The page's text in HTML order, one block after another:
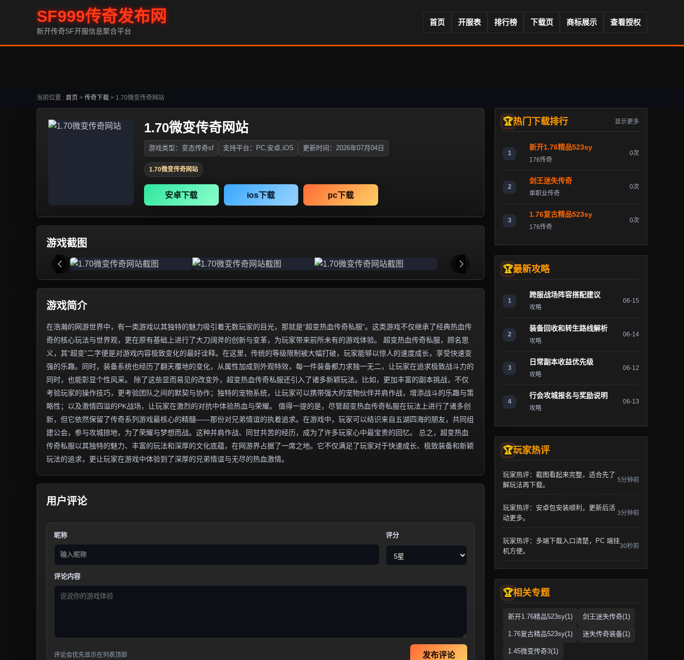
SF999传奇发布网
新开传奇SF开服信息聚合平台
首页 开服表 排行榜 下载页 商标展示 查看授权
当前位置 : 首页 > 传奇下载 > 1.70微变传奇网站
1.70微变传奇网站
游戏类型：变态传奇sf 支持平台：PC,安卓,iOS 更新时间：2026年07月04日
1.70微变传奇网站
安卓下载 ios下载 pc下载
游戏截图
游戏简介
在浩瀚的网游世界中，有一类游戏以其独特的魅力吸引着无数玩家的目光，那就是“超变热血传奇私服”。这类游戏不仅继承了经典热血传
奇的核心玩法与世界观，更在原有基础上进行了大刀阔斧的创新与变革，为玩家带来前所未有的游戏体验。 超变热血传奇私服，顾名思
义，其“超变”二字便是对游戏内容极致变化的最好诠释。在这里，传统的等级限制被大幅打破，玩家能够以惊人的速度成长，享受快速变
强的乐趣。同时，装备系统也经历了翻天覆地的变化，从属性加成到外观特效，每一件装备都力求独一无二，让玩家在追求极致战斗力的
同时，也能彰显个性风采。 除了这些显而易见的改变外，超变热血传奇私服还引入了诸多新颖玩法。比如，更加丰富的副本挑战，不仅
考验玩家的操作技巧，更考验团队之间的默契与协作；独特的宠物系统，让玩家可以携带强大的宠物伙伴并肩作战，增添战斗的乐趣与策
略性；以及激情四溢的PK战场，让玩家在激烈的对抗中体验热血与荣耀。 值得一提的是，尽管超变热血传奇私服在玩法上进行了诸多创
新，但它依然保留了传奇系列游戏最核心的精髓——那份对兄弟情谊的执着追求。在游戏中，玩家可以结识来自五湖四海的朋友，共同组
建公会，参与攻城掠地，为了荣耀与梦想而战。这种并肩作战、同甘共苦的经历，成为了许多玩家心中最宝贵的回忆。 总之，超变热血
传奇私服以其独特的魅力、丰富的玩法和深厚的文化底蕴，在网游界占据了一席之地。它不仅满足了玩家对于快速成长、极致装备和新颖
玩法的追求，更让玩家在游戏中体验到了深厚的兄弟情谊与无尽的热血激情。
用户评论
昵称 评分
评论内容
评论会优先显示在列表顶部 发布评论
热门下载排行 显示更多
1
新开1.76精品523sy
176传奇
0次
2
剑王迷失传奇
单职业传奇
0次
3
1.76复古精品523sy
176传奇
0次
最新攻略
1
跨服战场阵容搭配建议
攻略
06-15
2
装备回收和转生路线解析
攻略
06-14
3
日常副本收益优先级
攻略
06-12
4
行会攻城报名与奖励说明
攻略
06-13
玩家热评
玩家热评：截图看起来完整，适合先了
解玩法再下载。
5分钟前
玩家热评：安卓包安装顺利，更新后活
动更多。
3分钟前
玩家热评：多端下载入口清楚，PC 端挂
机方便。
30秒前
相关专题
新开1.76精品523sy(1) 剑王迷失传奇(1)
1.76复古精品523sy(1) 迷失传奇装备(1)
1.45微变传奇3(1)